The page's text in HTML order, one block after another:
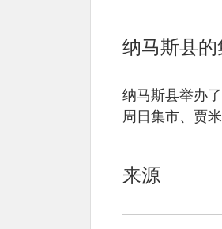
纳马斯县的
纳马斯县举办
周日集市、贾
来源